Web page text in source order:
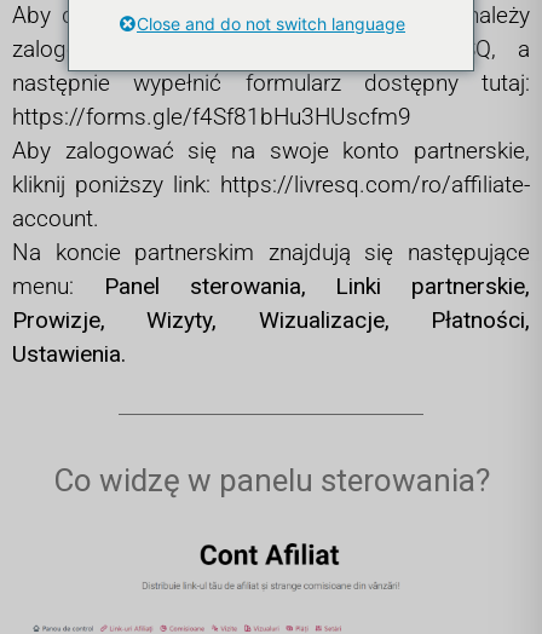
Aby dołączyć do programu partnerskiego, należy
zalogować się na swoje konto LIVRESQ, a
następnie wypełnić formularz dostępny tutaj:
https://forms.gle/f4Sf81bHu3HUscfm9
Aby zalogować się na swoje konto partnerskie,
kliknij poniższy link: https://livresq.com/ro/affiliate-
account.
Na koncie partnerskim znajdują się następujące
menu: Panel sterowania, Linki partnerskie,
Prowizje,Wizyty, Wizualizacje, Płatności,
Ustawienia.
Co widzę w panelu sterowania?
Close and do not switch language